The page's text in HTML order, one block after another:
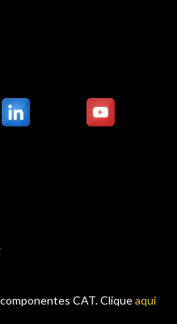
CAT. Cliqueaqui